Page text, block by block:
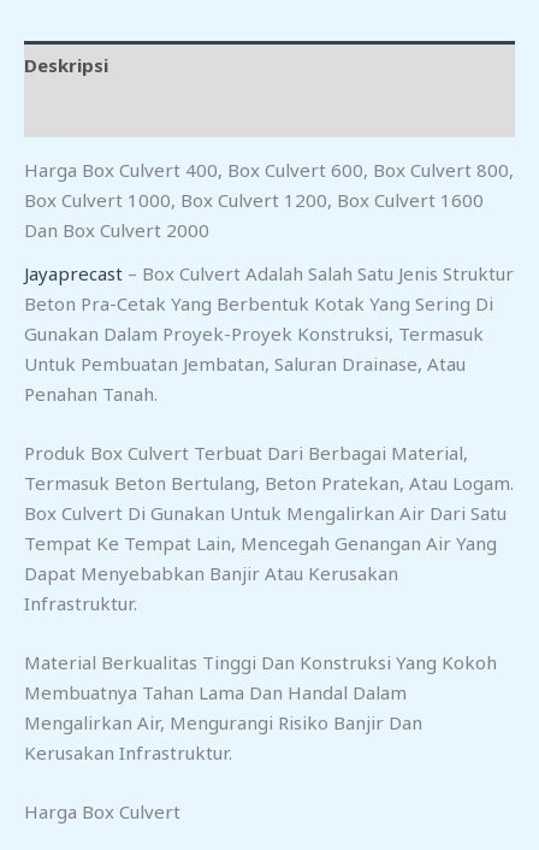
Deskripsi
Harga Box Culvert 400, Box Culvert 600, Box Culvert 800,
Box Culvert 1000, Box Culvert 1200, Box Culvert 1600
Dan Box Culvert 2000
Jayaprecast – Box Culvert Adalah Salah Satu Jenis Struktur
Beton Pra-Cetak Yang Berbentuk Kotak Yang Sering Di
Gunakan Dalam Proyek-Proyek Konstruksi, Termasuk
Untuk Pembuatan Jembatan, Saluran Drainase, Atau
Penahan Tanah.
Produk Box Culvert Terbuat Dari Berbagai Material,
Termasuk Beton Bertulang, Beton Pratekan, Atau Logam.
Box Culvert Di Gunakan Untuk Mengalirkan Air Dari Satu
Tempat Ke Tempat Lain, Mencegah Genangan Air Yang
Dapat Menyebabkan Banjir Atau Kerusakan
Infrastruktur.
Material Berkualitas Tinggi Dan Konstruksi Yang Kokoh
Membuatnya Tahan Lama Dan Handal Dalam
Mengalirkan Air, Mengurangi Risiko Banjir Dan
Kerusakan Infrastruktur.
Harga Box Culvert